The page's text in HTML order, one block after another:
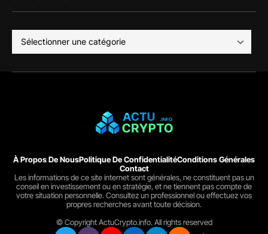
À Propos De NousPolitique De ConfidentialitéConditions Générales
Contact
Les informations de ce site internet sont générales, ne constituent pas un
conseil en investissement ou en stratégie, et ne tiennent pas compte de
votre situation personnelle. Consultez un professionnel ou effectuez vos
propres recherches avant toute décision.
© Copyright ActuCrypto.info. All rights reserved